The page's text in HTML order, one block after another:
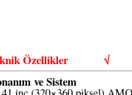
Özellikler√
ve Sistem